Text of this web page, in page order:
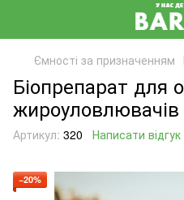
Ємності за призначенням
Біопрепарат для
Артикул: 320 Написати відгук
−20%